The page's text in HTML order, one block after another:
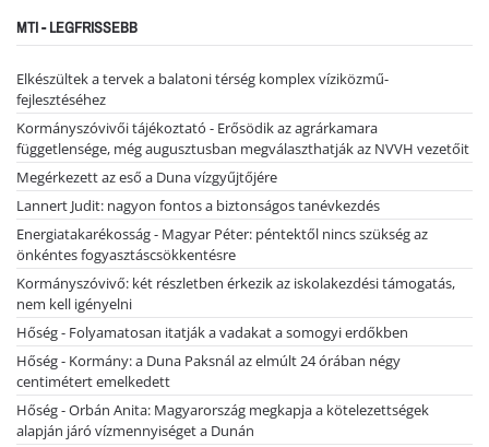
MTI - LEGFRISSEBB
Elkészültek a tervek a balatoni térség komplex víziközmű-
fejlesztéséhez
Kormányszóvivői tájékoztató - Erősödik az agrárkamara
függetlensége, még augusztusban megválaszthatják az NVVH vezetőit
Megérkezett az eső a Duna vízgyűjtőjére
Lannert Judit: nagyon fontos a biztonságos tanévkezdés
Energiatakarékosság - Magyar Péter: péntektől nincs szükség az
önkéntes fogyasztáscsökkentésre
Kormányszóvivő: két részletben érkezik az iskolakezdési támogatás,
nem kell igényelni
Hőség - Folyamatosan itatják a vadakat a somogyi erdőkben
Hőség - Kormány: a Duna Paksnál az elmúlt 24 órában négy
centimétert emelkedett
Hőség - Orbán Anita: Magyarország megkapja a kötelezettségek
alapján járó vízmennyiséget a Dunán